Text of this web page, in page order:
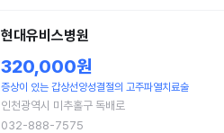
현대유비스병원
320,000원
증상이 있는 갑상선양성결절의 고주파열치료술
인천광역시 미추홀구 독배로
032-888-7575